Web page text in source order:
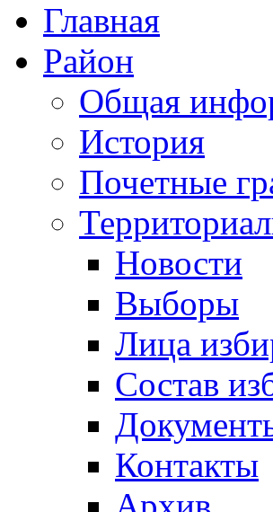
Главная
Район
Общая
История
Почетные
Новости
Выборы
Лица
Состав
Контакты